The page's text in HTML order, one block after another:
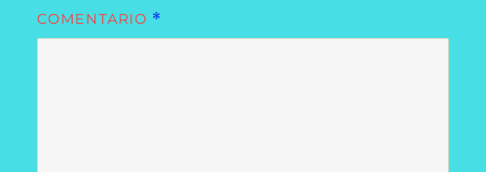
COMENTARIO *